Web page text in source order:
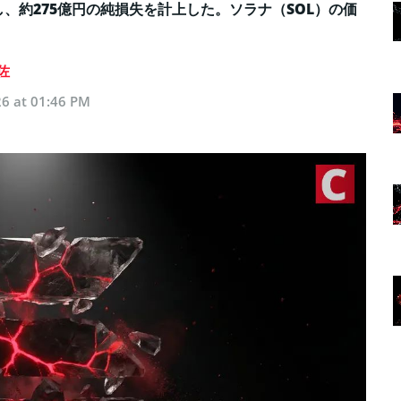
約275億円の純損失を計上した。ソラナ（SOL）の価
at 01:46 PM